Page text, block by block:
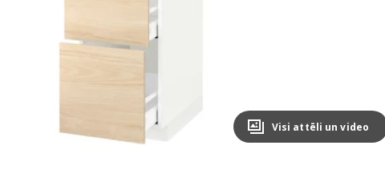
Visi attēli un video